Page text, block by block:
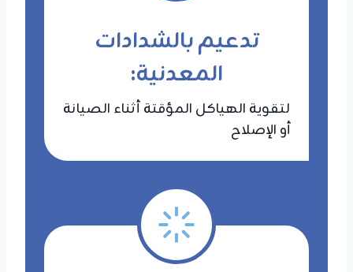
تدعيم بالشدادات
المعدنية:
لتقوية الهياكل المؤقتة أثناء الصيانة
أو الإصلاح